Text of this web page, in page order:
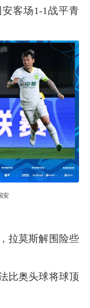
客场1-1战平青
安
拉莫斯解围险些
比奥头球将球顶